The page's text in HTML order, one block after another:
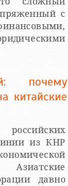
с
почему
китайские
из КНР
давно